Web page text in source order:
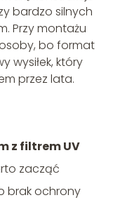
bardzo silnych
Przy montażu
bo format
wysiłek, który
przez lata.
z filtrem UV
zacząć
brak ochrony